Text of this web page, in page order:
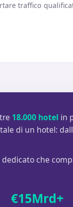
traffico
18.000 hotel in
di un hotel:
che
€15Mrd+